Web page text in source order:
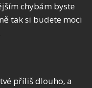
chybám byste
tak si budete moci
příliš dlouho, a